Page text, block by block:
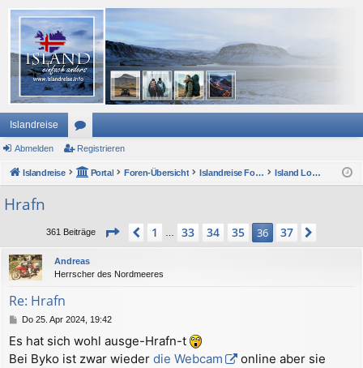
Islandreise
or
en
Abmelden Registrieren
Islandreise Portal Foren-Übersicht Islandreise Forum Island Lounge und ForumsForum
Hrafn
361 Beiträge Seite 36 von37
Vorherige
1 33 34 35 36 37
Andreas
Herrscher des Nordmeeres
Re: Hrafn
B
i
t
Do 25. Apr 2024, 19:42
Es hat sich wohl ausge-Hrafn-t
Bei Byko ist zwar wieder die Webcam
online aber sie